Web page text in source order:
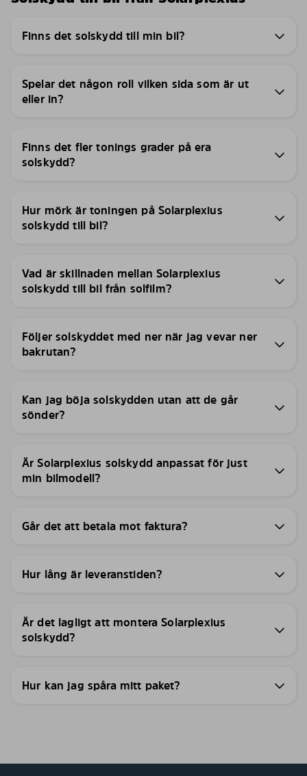
Finns det solskydd till min bil?
Spelar det någon roll vilken sida som är ut
eller in?
Finns det fler tonings grader på era
solskydd?
Hur mörk är toningen på Solarplexius
solskydd till bil?
Vad är skillnaden mellan Solarplexius
solskydd till bil från solfilm?
Följer solskyddet med ner när jag vevar ner
bakrutan?
Kan jag böja solskydden utan att de går
sönder?
Är Solarplexius solskydd anpassat för just
min bilmodell?
Går det att betala mot faktura?
Hur lång är leveranstiden?
Är det lagligt att montera Solarplexius
solskydd?
Hur kan jag spåra mitt paket?